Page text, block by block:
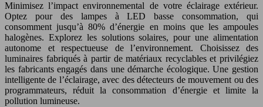
Minimisez l’impact environnemental de votre éclairage extérieur.
Optez pour des lampes à LED basse consommation, qui
consomment jusqu’à 80% d’énergie en moins que les ampoules
halogènes. Explorez les solutions solaires, pour une alimentation
autonome et respectueuse de l’environnement. Choisissez des
luminaires fabriqués à partir de matériaux recyclables et privilégiez
les fabricants engagés dans une démarche écologique. Une gestion
intelligente de l’éclairage, avec des détecteurs de mouvement ou des
programmateurs, réduit la consommation d’énergie et limite la
pollution lumineuse.